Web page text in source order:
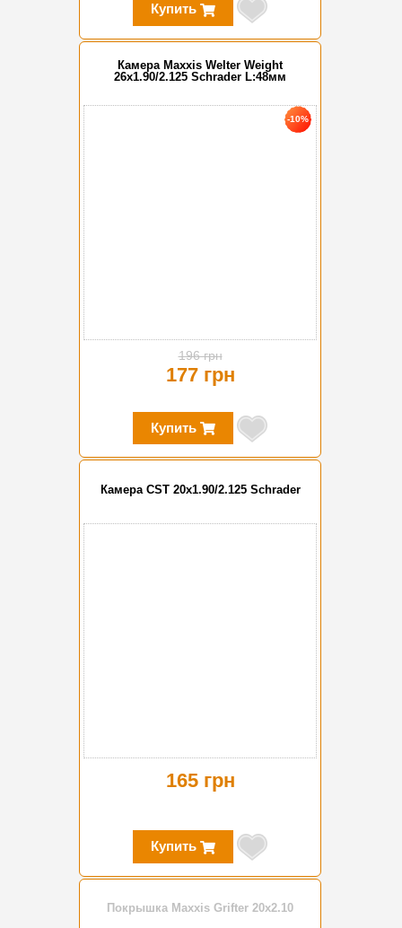
Купить
Камера Maxxis Welter Weight
26x1.90/2.125 Schrader L:48мм
-10%
196 грн
177 грн
Купить
Камера CST 20x1.90/2.125 Schrader
165 грн
Купить
Покрышка Maxxis Grifter 20x2.10